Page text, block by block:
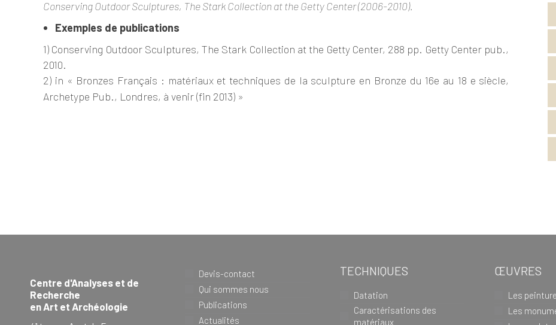
Conserving Outdoor Sculptures, The Stark Collection at the Getty Center (2006-2010).
Exemples de publications
1) Conserving Outdoor Sculptures, The Stark Collection at the Getty Center, 288 pp. Getty Center pub.,
2010.
2) in « Bronzes Français : matériaux et techniques de la sculpture en Bronze du 16e au 18 e siècle,
Archetype Pub., Londres, à venir (fin 2013) »
Centre d'Analyses et de
Recherche
en Art et Archéologie
Devis-contact
Qui sommes nous
Publications
Actualités
TECHNIQUES
Datation
Caractérisations des
matériaux
ŒUVRES
Les
Les